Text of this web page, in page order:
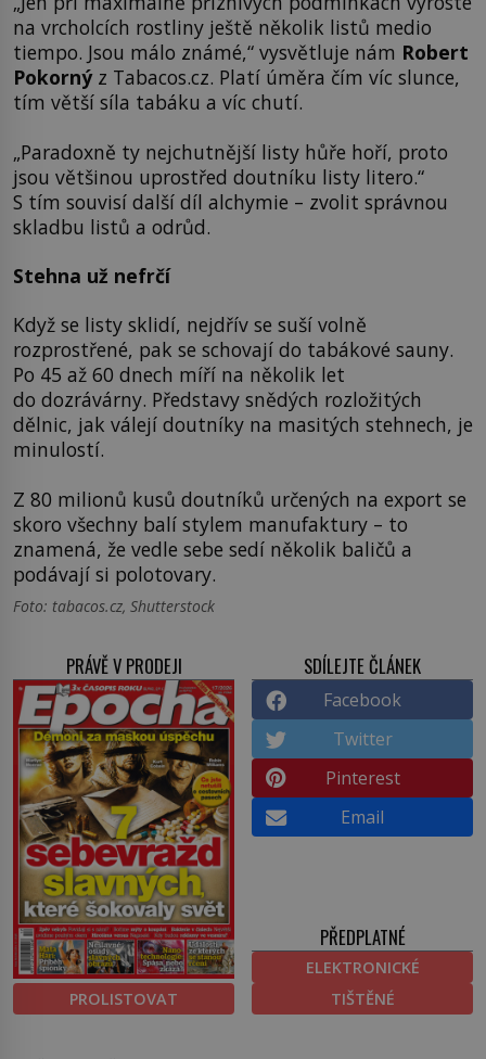
na vrcholcích rostliny ještě několik listů medio
tiempo. Jsou málo známé,“ vysvětluje nám Robert
Pokornýz Tabacos.cz. Platí úměra čím víc slunce,
tím větší síla tabáku a víc chutí.
„Paradoxně ty nejchutnější listy hůře hoří, proto
jsou většinou uprostřed doutníku listy litero.“
S tím souvisí další díl alchymie – zvolit správnou
skladbu listů a odrůd.
Stehna už nefrčí
Když se listy sklidí, nejdřív se suší volně
rozprostřené, pak se schovají do tabákové sauny.
Po 45 až 60 dnech míří na několik let
do dozrávárny. Představy snědých rozložitých
dělnic, jak válejí doutníky na masitých stehnech, je
minulostí.
Z 80 milionů kusů doutníků určených na export se
skoro všechny balí stylem manufaktury – to
znamená, že vedle sebe sedí několik baličů a
podávají si polotovary.
Foto: tabacos.cz, Shutterstock
PRÁVĚ V PRODEJI
PROLISTOVAT
SDÍLEJTE ČLÁNEK
Facebook
Twitter
Pinterest
Email
PŘEDPLATNÉ
ELEKTRONICKÉ
TIŠTĚNÉ